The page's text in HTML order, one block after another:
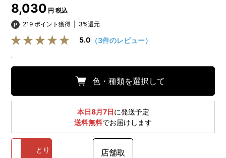
8,030 円 税込
219 ポイント獲得
3%還元
5.0 （3件のレビュー）
色・種類を選択して
本日8月7日に発送予定
送料無料でお届けします
とり 店舗取